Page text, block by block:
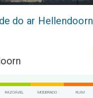
do ar Hellendoorn
RAZOÁVEL MODERADO RUIM